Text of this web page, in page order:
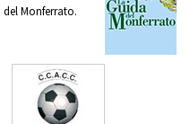
Monferrato.